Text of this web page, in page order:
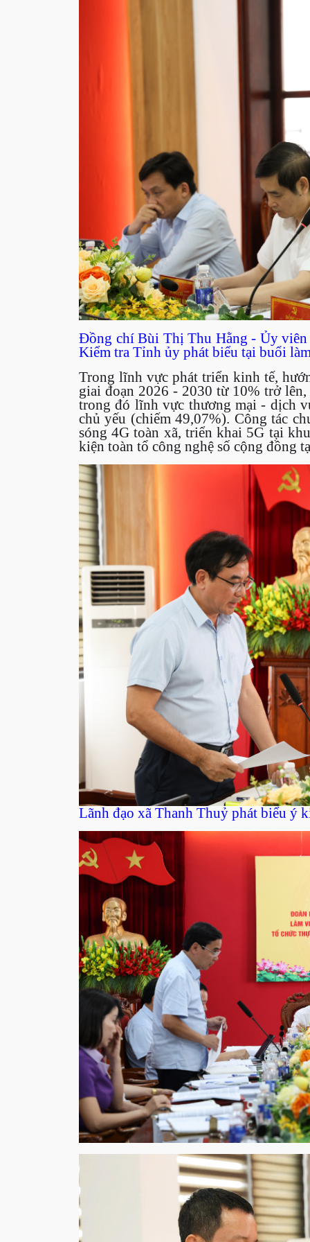
Đồng chí Bùi Thị Thu Hằng - Ủy
Kiểm tra Tỉnh ủy phát biểu tại buổi
Trong lĩnh vực phát triển kinh tế,
giai đoạn 2026 - 2030 từ 10% trở
trong đó lĩnh vực thương mại - dịch
chủ yếu (chiếm 49,07%). Công tác
sóng 4G toàn xã, triển khai 5G tại
kiện toàn tổ công nghệ số cộng đồng
Lãnh đạo xã Thanh Thuỷ phát biểu ý